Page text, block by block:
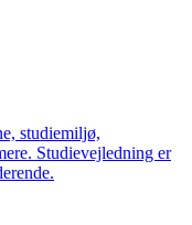
studiemiljø,
Studievejledning er